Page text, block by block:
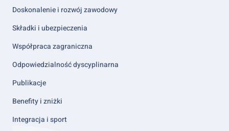
Doskonalenie i rozwój zawodowy
Składki i ubezpieczenia
Współpraca zagraniczna
Odpowiedzialność dyscyplinarna
Publikacje
Benefity i zniżki
Integracja i sport